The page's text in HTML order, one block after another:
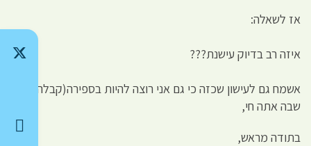
אז לשאלה:
איזה רב בדיוק עישנת???
אשמח גם לעישון שכזה כי גם אני רוצה להיות בספירה(קבלה)
שבה אתה חי,
בתודה מראש,